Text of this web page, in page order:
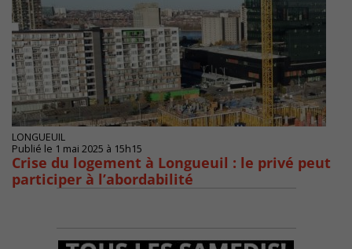
LONGUEUIL
Publié le 1 mai 2025 à 15h15
Crise du logement à Longueuil : le privé peut
participer à l’abordabilité